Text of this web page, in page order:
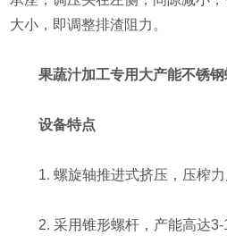
大小，即调整排渣阻力。
果蔬汁加工专用大产能不锈
设备特点
1. 螺旋轴推进式挤压，压榨力
2. 采用锥形螺杆，产能高达3-